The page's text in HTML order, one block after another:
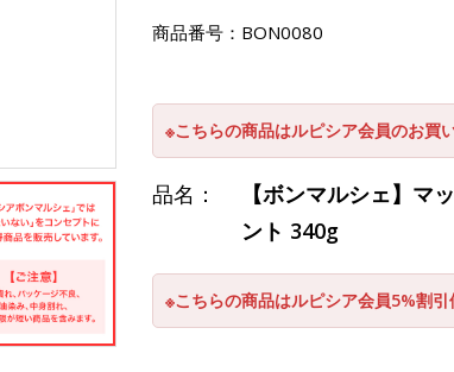
商品番号： BON0080
※こちらの商品はルピシア会員のお買
品名：
【ボンマルシェ】マ
ント 340g
※こちらの商品はルピシア会員5%割